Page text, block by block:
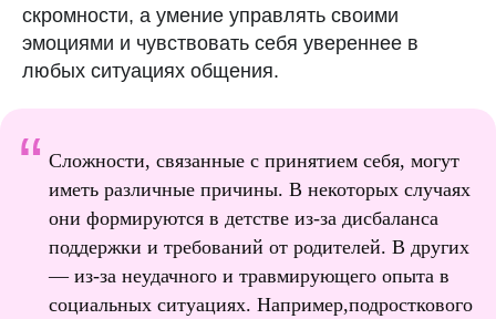
скромности, а умение управлять своими
эмоциями и чувствовать себя увереннее в
любых ситуациях общения.
“ Сложности, связанные с принятием себя, могут
иметь различные причины. В некоторых случаях
они формируются в детстве из-за дисбаланса
поддержки и требований от родителей. В других
— из-за неудачного и травмирующего опыта в
социальных ситуациях. Например,подросткового